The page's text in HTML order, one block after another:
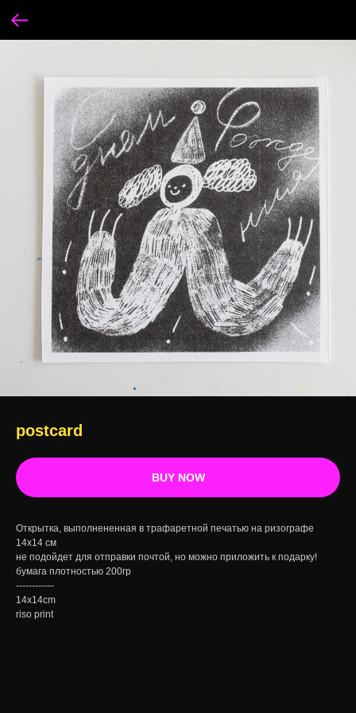
postcard
BUY NOW
Открытка, выполнененная в трафаретной печатью на ризографе
14x14 см
не подойдет для отправки почтой, но можно приложить к подарку!
бумага плотностью 200гр
------------
14x14cm
riso print